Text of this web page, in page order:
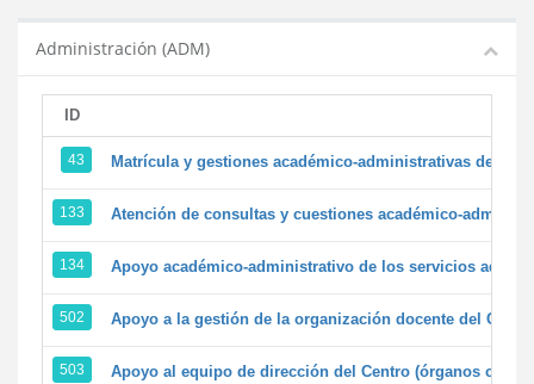
Administración (ADM)
ID
43 Matrícula y gestiones académico-administrativas de la
133 Atención de consultas y cuestiones académico-
134 Apoyo académico-administrativo de los servicios
502 Apoyo a la gestión de la organización docente del
503 Apoyo al equipo de dirección del Centro (órganos